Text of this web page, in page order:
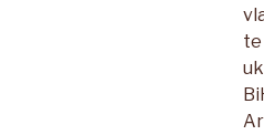
te